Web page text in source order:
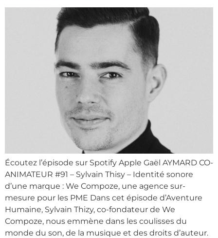
Écoutez l’épisode sur Spotify Apple Gaël AYMARD CO-
ANIMATEUR #91 – Sylvain Thisy – Identité sonore
d’une marque : We Compoze, une agence sur-
mesure pour les PME Dans cet épisode d’Aventure
Humaine, Sylvain Thizy, co-fondateur de We
Compoze, nous emmène dans les coulisses du
monde du son, de la musique et des droits d’auteur.